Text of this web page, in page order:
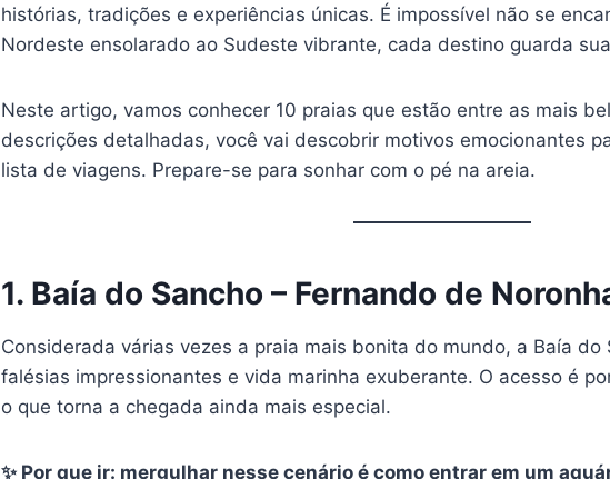
histórias, tradições e experiências únicas. É impossível não se
Nordeste ensolarado ao Sudeste vibrante, cada destino guarda
Neste artigo, vamos conhecer 10 praias que estão entre as mais
descrições detalhadas, você vai descobrir motivos emocionantes
lista de viagens. Prepare-se para sonhar com o pé na areia.
1. Baía do Sancho – Fernando de
Considerada várias vezes a praia mais bonita do mundo, a Baía do
falésias impressionantes e vida marinha exuberante. O acesso é
o que torna a chegada ainda mais especial.
✨ Por que ir: mergulhar nesse cenário é como entrar em um